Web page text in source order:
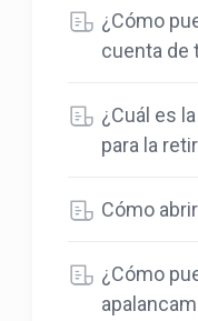
¿Cómo
cuenta de
¿Cuál es
para la
Cómo
¿Cómo